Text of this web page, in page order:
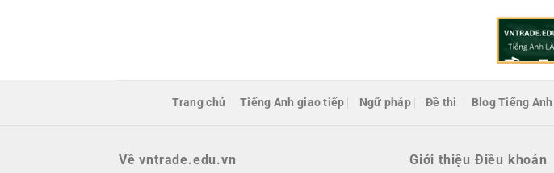
Trang chủ Tiếng Anh giao tiếp Ngữ pháp Đề thi Blog Tiếng Anh
Về vntrade.edu.vn Giới thiệu Điều khoản